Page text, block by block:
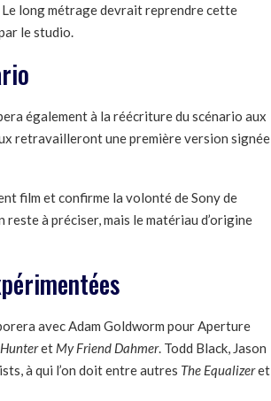
long métrage devrait reprendre cette
le studio.
également à la réécriture du scénario aux
retravailleront une première version signée
film et confirme la volonté de Sony de
à préciser, mais le matériau d’origine
avec Adam Goldworm pour Aperture
et My Friend Dahmer. Todd Black, Jason
à qui l’on doit entre autres The Equalizeret